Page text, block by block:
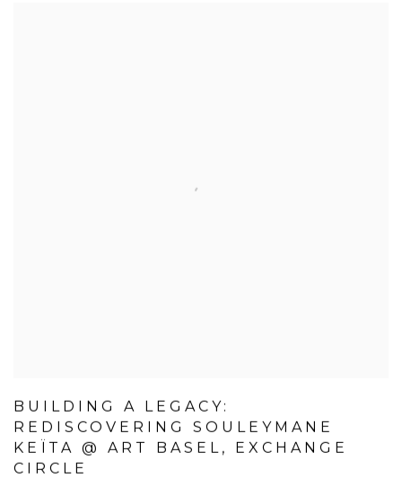
BUILDING A LEGACY:
REDISCOVERING SOULEYMANE
KEÏTA @ ART BASEL, EXCHANGE
CIRCLE